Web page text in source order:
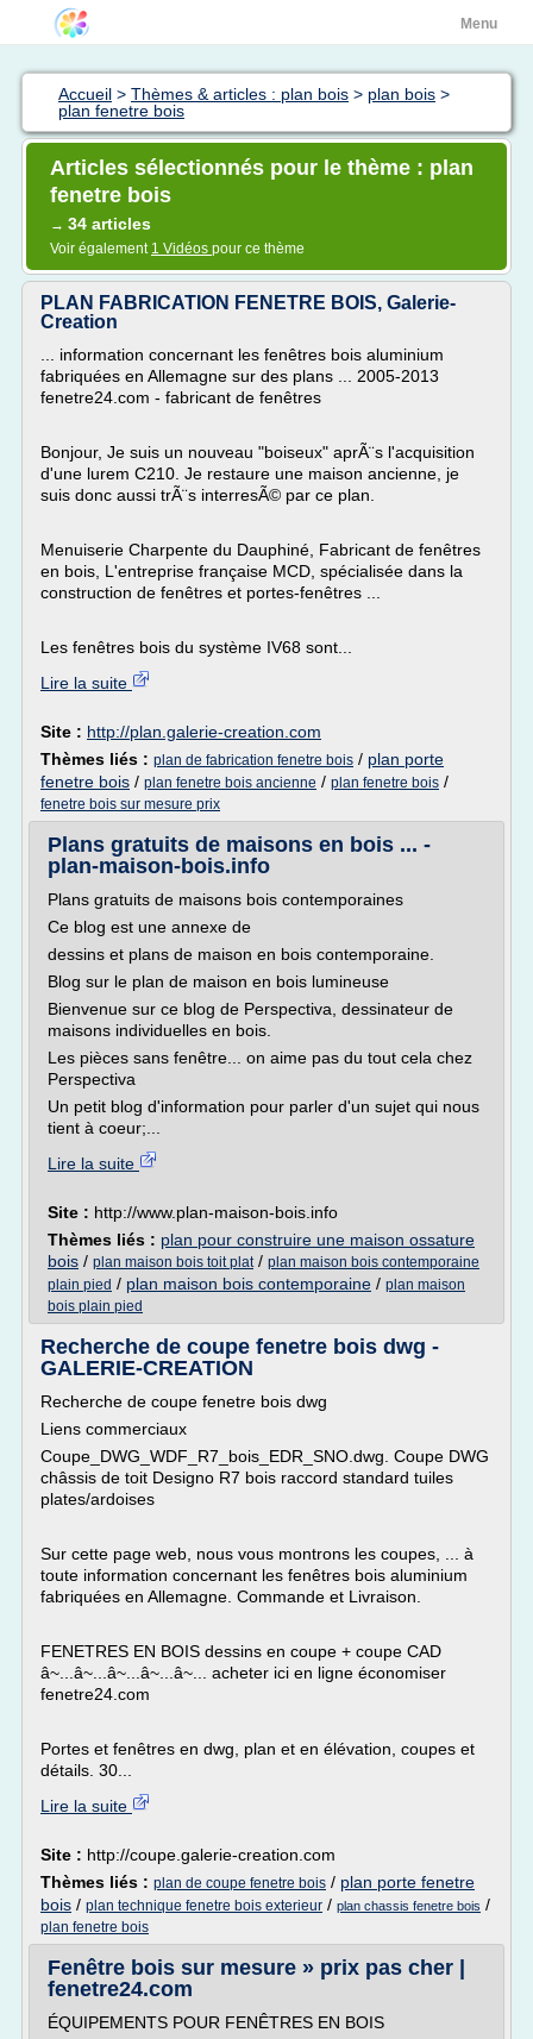
Menu
Accueil > Thèmes & articles : plan bois > plan bois >
plan fenetre bois
Articles sélectionnés pour le thème : plan
fenetre bois
→ 34 articles
Voir également 1 Vidéos pour ce thème
PLAN FABRICATION FENETRE BOIS, Galerie-
Creation
... information concernant les fenêtres bois aluminium
fabriquées en Allemagne sur des plans ... 2005-2013
fenetre24.com - fabricant de fenêtres
Bonjour, Je suis un nouveau "boiseux" aprÃ¨s l'acquisition
d'une lurem C210. Je restaure une maison ancienne, je
suis donc aussi trÃ¨s interresÃ© par ce plan.
Menuiserie Charpente du Dauphiné, Fabricant de fenêtres
en bois, L'entreprise française MCD, spécialisée dans la
construction de fenêtres et portes-fenêtres ...
Les fenêtres bois du système IV68 sont...
Lire la suite
Site : http://plan.galerie-creation.com
Thèmes liés : plan de fabrication fenetre bois / plan porte
fenetre bois / plan fenetre bois ancienne / plan fenetre bois /
fenetre bois sur mesure prix
Plans gratuits de maisons en bois ... -
plan-maison-bois.info
Plans gratuits de maisons bois contemporaines
Ce blog est une annexe de
dessins et plans de maison en bois contemporaine.
Blog sur le plan de maison en bois lumineuse
Bienvenue sur ce blog de Perspectiva, dessinateur de
maisons individuelles en bois.
Les pièces sans fenêtre... on aime pas du tout cela chez
Perspectiva
Un petit blog d'information pour parler d'un sujet qui nous
tient à coeur;...
Lire la suite
Site : http://www.plan-maison-bois.info
Thèmes liés : plan pour construire une maison ossature
bois / plan maison bois toit plat/ plan maison bois contemporaine
plain pied / plan maison bois contemporaine / plan maison
bois plain pied
Recherche de coupe fenetre bois dwg -
GALERIE-CREATION
Recherche de coupe fenetre bois dwg
Liens commerciaux
Coupe_DWG_WDF_R7_bois_EDR_SNO.dwg. Coupe DWG
châssis de toit Designo R7 bois raccord standard tuiles
plates/ardoises
Sur cette page web, nous vous montrons les coupes, ... à
toute information concernant les fenêtres bois aluminium
fabriquées en Allemagne. Commande et Livraison.
FENETRES EN BOIS dessins en coupe + coupe CAD
â~...â~...â~...â~...â~... acheter ici en ligne économiser
fenetre24.com
Portes et fenêtres en dwg, plan et en élévation, coupes et
détails. 30...
Lire la suite
Site : http://coupe.galerie-creation.com
Thèmes liés : plan de coupe fenetre bois / plan porte fenetre
bois / plan technique fenetre bois exterieur / plan chassis fenetre bois /
plan fenetre bois
Fenêtre bois sur mesure » prix pas cher |
fenetre24.com
ÉQUIPEMENTS POUR FENÊTRES EN BOIS